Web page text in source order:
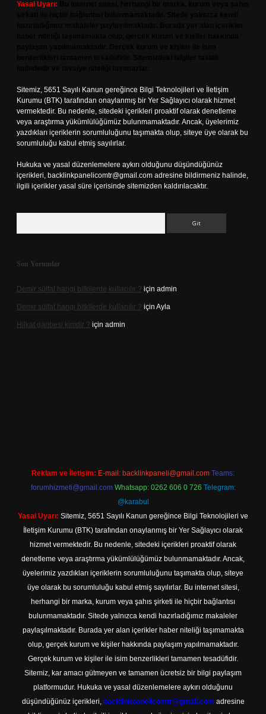
Yasal Uyarı:
Sitemiz, 5651 Sayılı Kanun gereğince Bilgi Teknolojileri ve İletişim
Kurumu (BTK) tarafından onaylanmış bir Yer Sağlayıcı olarak hizmet
vermektedir. Bu nedenle, sitedeki içerikleri proaktif olarak denetleme
veya araştırma yükümlülüğümüz bulunmamaktadır. Ancak, üyelerimiz
yazdıkları içeriklerin sorumluluğunu taşımakta olup, siteye üye olarak bu
sorumluluğu kabul etmiş sayılırlar.
Hukuka ve yasal düzenlemelere aykırı olduğunu düşündüğünüz
içerikleri, backlinkpanelicomtr@gmail.com adresine bildirmeniz halinde,
ilgili içerikler yasal süre içerisinde sitemizden kaldırılacaktır.
Son Yorumlar
Demir sülfat hangi bitkilerde kullanılır ? için admin
Demir sülfat hangi bitkilerde kullanılır ? için Ayla
Hilkat garibesi kimdir ? için admin
Reklam ve İletişim: E-mail: backlinkpaneli@gmail.com Teams:
forumhizmeti@gmail.com Whatsapp: 0262 606 0 726 Telegram:
@karabul
Yasal Uyarı: Sitemiz, 5651 Sayılı Kanun gereğince Bilgi Teknolojileri ve
İletişim Kurumu (BTK) tarafından onaylanmış bir Yer Sağlayıcı olarak
hizmet vermektedir. Bu nedenle, sitedeki içerikleri proaktif olarak
denetleme veya araştırma yükümlülüğümüz bulunmamaktadır. Ancak,
üyelerimiz yazdıkları içeriklerin sorumluluğunu taşımakta olup, siteye
üye olarak bu sorumluluğu kabul etmiş sayılırlar. Bu internet sitesi,
herhangi bir marka, kurum veya şahıs şirketi ile hiçbir bağlantısı
bulunmamaktadır. Sitede yalnızca kendi hazırladığımız makaleler
paylaşılmaktadır. Burada yer alan içerikler haber niteliği taşımamakta
olup, gerçek kurum ve kişiler hakkında paylaşım yapılmamaktadır.
Gerçek kurum ve kişiler ile isim benzerlikleri tamamen tesadüfidir.
Sitemiz, kar amacı gütmeyen ve tamamen ücretsiz bir bilgi paylaşım
platformudur. Hukuka ve yasal düzenlemelere aykırı olduğunu
düşündüğünüz içerikleri, backlinkpanelicomtr@gmail.com adresine